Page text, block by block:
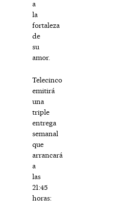
a
la
fortaleza
de
su
amor.
Telecinco
emitirá
una
triple
entrega
semanal
que
arrancará
a
las
21:45
horas: